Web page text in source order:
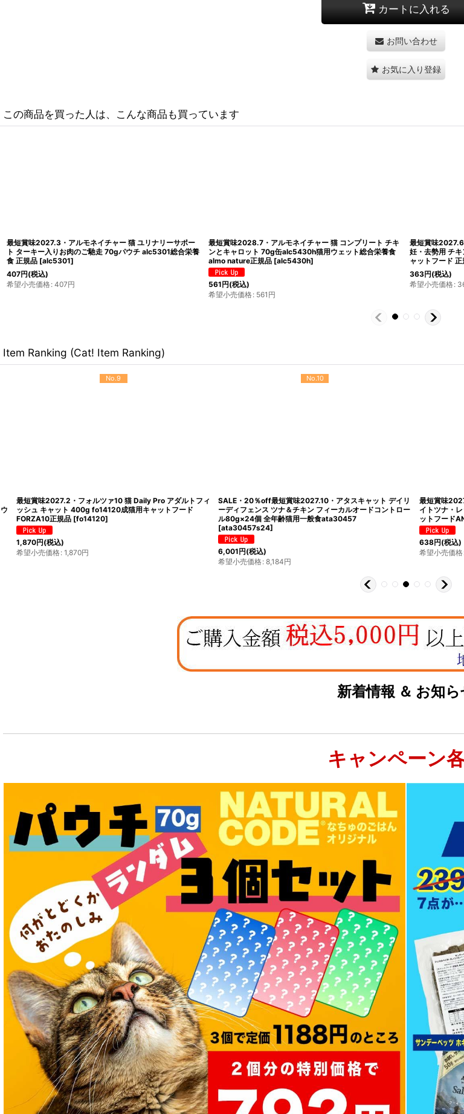
カートに入れる
お問い合わせ
お気に入り登録
この商品を買った人は、こんな商品も買っています
最短賞味2027.4・アルモネイチャー 猫 デイリーメニュー
チキンとビーフのミートボール 70gパウチalc5271成猫/総
合栄養食 [alc5271
308円(税込)
最短賞味2027.11・アルモネイチャー 猫パウチ ファンクシ
ョナル たら入りのご馳走 70g alc5290避妊去勢猫用ウェッ
ト総合栄養食キャットフード正規品
363円(税込)
希望小売価格: 363
最短賞味
ッシュ入り
ャットフー
407円(税込)
Item Ranking (Cat! Item Ranking)
No.9
最短賞味2027.2・フォルツァ10 猫 Daily Pro アダルトフィ
ッシュ キャット 400g fo14120成猫用キャットフード
FORZA10正規品 [fo14120]
1,870円(税込)
希望小売価格: 1,870円
No.10
SALE・20％off最短賞味2027.10・アタスキャット デイリ
ーディフェンス ツナ＆チキン フィーカルオードコントロー
ル80g×24個 全年齢猫用一般食ata30457
ata30457s24]
6,001円(税込)
希望小売価格: 8,184円
最短賞味
イトツナ・レ
ットフード
638円(税込)
希望小売価格:
新着情報 ＆ お知ら
キャンペーン